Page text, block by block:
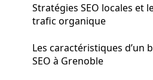
Stratégies SEO locales et
trafic organique
Les caractéristiques d’un
SEO à Grenoble